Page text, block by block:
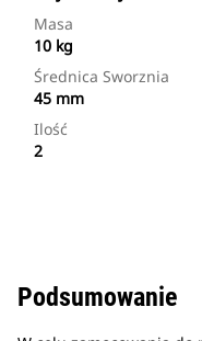
Masa
10 kg
Średnica Sworznia
45 mm
Ilość
2
Podsumowanie